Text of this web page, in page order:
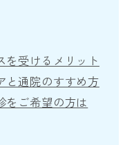
を受けるメリット
と通院のすすめ方
をご希望の方は